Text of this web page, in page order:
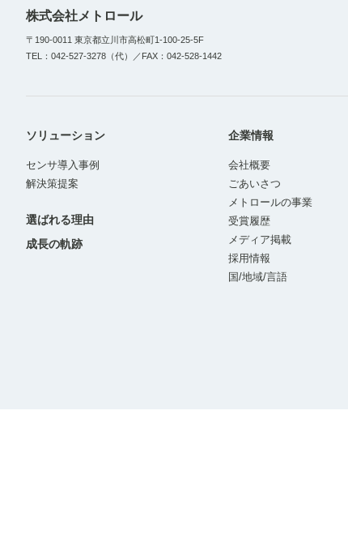
株式会社メトロール
〒190-0011 東京都立川市高松町1-100-25-5F
TEL：042-527-3278（代）／FAX：042-528-1442
ソリューション
センサ導入事例
解決策提案
選ばれる理由
成長の軌跡
企業情報
会社概要
ごあいさつ
メトロールの事業
受賞履歴
メディア掲載
採用情報
国/地域/言語